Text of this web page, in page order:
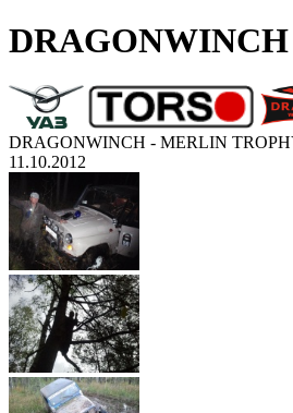
DRAGONWINCH - MERLIN
11.10.2012